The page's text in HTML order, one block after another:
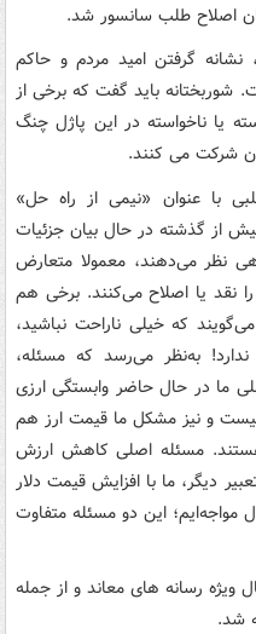
اصلاح طلب سانسور شد.
گرفتن امید مردم و حاکم
شوربختانه باید گفت که برخی از
یا ناخواسته در این پاژل چنگ
شرکت می کنند.
با عنوان «نیمی از راه حل»
از گذشته در حال بیان جزئیات
نظر می‌دهند، معمولا متعارض
نقد یا اصلاح می‌کنند. برخی هم
که خیلی ناراحت نباشید،
ندارد! به‌نظر می‌رسد که مسئله،
ما در حال حاضر وابستگی ارزی
و نیز مشکل ما قیمت ارز هم
مسئله اصلی کاهش ارزش
دیگر، ما با افزایش قیمت دلار
مواجه‌ایم؛ این دو مسئله متفاوت
ویژه رسانه های معاند و از جمله
شد.